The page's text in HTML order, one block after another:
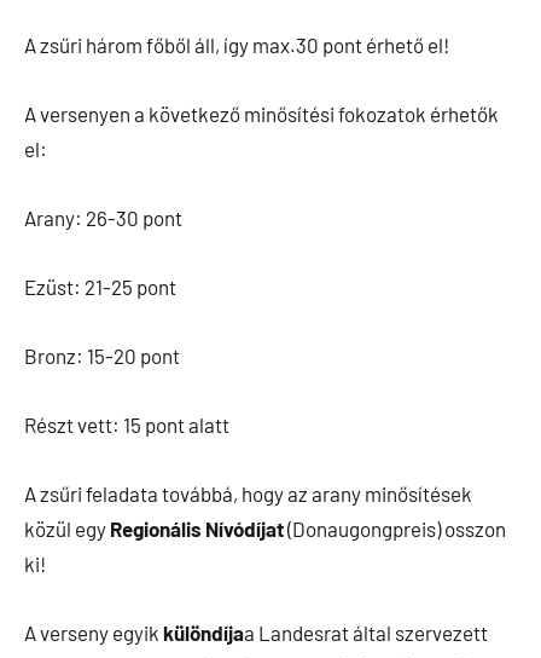
A zsűri három főből áll, így max.30 pont érhető el!
A versenyen a következő minősítési fokozatok érhetők
el:
Arany: 26-30 pont
Ezüst: 21-25 pont
Bronz: 15-20 pont
Részt vett: 15 pont alatt
A zsűri feladata továbbá, hogy az arany minősítések
közül egy Regionális Nívódíjat(Donaugongpreis) osszon
ki!
A verseny egyik különdíjaa Landesrat által szervezett